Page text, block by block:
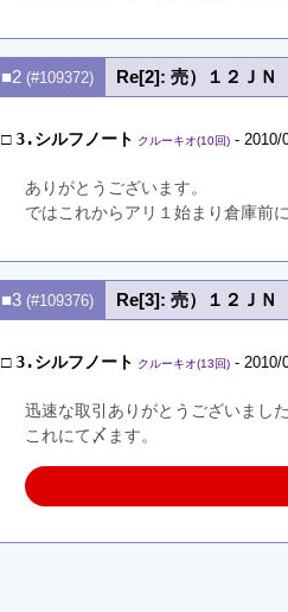
■2 (#109372) Re[2]: 売）１２Ｊ
□3.シルフノート クルーキオ(10回) - 2010/
ありがとうございます。
ではこれからアリ１始まり倉庫前
■3 (#109376) Re[3]: 売）１２Ｊ
□3.シルフノート クルーキオ(13回) - 2010/
迅速な取引ありがとうございまし
これにて〆ます。